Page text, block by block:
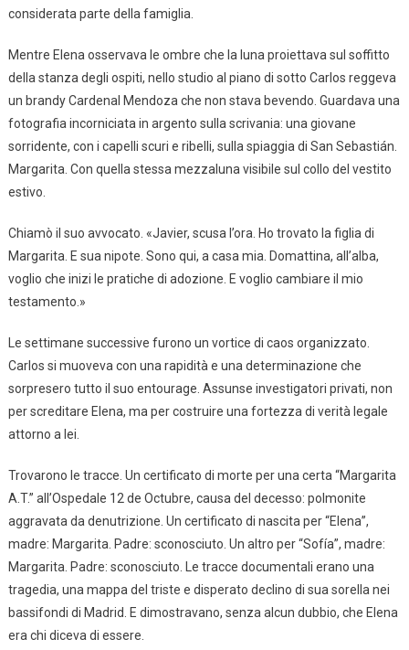
considerata parte della famiglia.
Mentre Elena osservava le ombre che la luna proiettava sul soffitto
della stanza degli ospiti, nello studio al piano di sotto Carlos reggeva
un brandy Cardenal Mendoza che non stava bevendo. Guardava una
fotografia incorniciata in argento sulla scrivania: una giovane
sorridente, con i capelli scuri e ribelli, sulla spiaggia di San Sebastián.
Margarita. Con quella stessa mezzaluna visibile sul collo del vestito
estivo.
Chiamò il suo avvocato. «Javier, scusa l’ora. Ho trovato la figlia di
Margarita. E sua nipote. Sono qui, a casa mia. Domattina, all’alba,
voglio che inizi le pratiche di adozione. E voglio cambiare il mio
testamento.»
Le settimane successive furono un vortice di caos organizzato.
Carlos si muoveva con una rapidità e una determinazione che
sorpresero tutto il suo entourage. Assunse investigatori privati, non
per screditare Elena, ma per costruire una fortezza di verità legale
attorno a lei.
Trovarono le tracce. Un certificato di morte per una certa “Margarita
A.T.” all’Ospedale 12 de Octubre, causa del decesso: polmonite
aggravata da denutrizione. Un certificato di nascita per “Elena”,
madre: Margarita. Padre: sconosciuto. Un altro per “Sofía”, madre:
Margarita. Padre: sconosciuto. Le tracce documentali erano una
tragedia, una mappa del triste e disperato declino di sua sorella nei
bassifondi di Madrid. E dimostravano, senza alcun dubbio, che Elena
era chi diceva di essere.